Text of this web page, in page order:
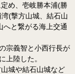
め、壱岐勝本浦(勝
(撃方山城、結石山
へと繋がる海上交通
宗義智と小西行長が
上陸した。
城や結石山城など